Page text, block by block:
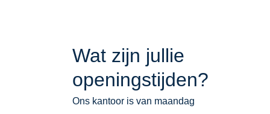
Wat zijn jullie
openingstijden?
Ons kantoor is van maandag